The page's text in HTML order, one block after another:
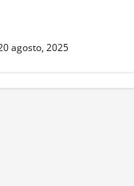
agosto, 2025